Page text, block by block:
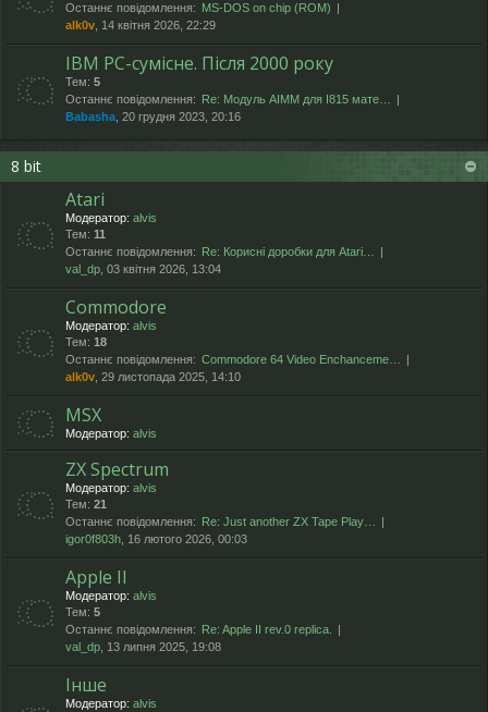
Останнє повідомлення: MS-DOS on chip (ROM)
alk0v , 14 квітня 2026, 22:29
IBM PC-сумісне. Після 2000 року
Тем: 5
Останнє повідомлення:
Re: Модуль AIMM для I815 мате…
Babasha , 20 грудня 2023, 20:16
8 bit
Atari
Модератор: alvis
Тем: 11
Останнє повідомлення:
Re: Корисні доробки для Atari…
val_dp , 03 квітня 2026, 13:04
Commodore
Модератор: alvis
Тем: 18
Останнє повідомлення: Commodore 64 Video Enchanceme…
alk0v , 29 листопада 2025, 14:10
MSX
Модератор: alvis
ZX Spectrum
Модератор: alvis
Тем: 21
Останнє повідомлення:
Re: Just another ZX Tape Play…
igor0f803h , 16 лютого 2026, 00:03
Apple II
Модератор: alvis
Тем: 5
Останнє повідомлення:
Re: Apple II rev.0 replica.
val_dp , 13 липня 2025, 19:08
Інше
Модератор: alvis